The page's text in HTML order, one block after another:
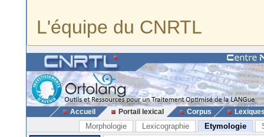
L'équipe du CNRTL
Accueil Portail lexical Corpus
Morphologie Lexicographie Etymologie